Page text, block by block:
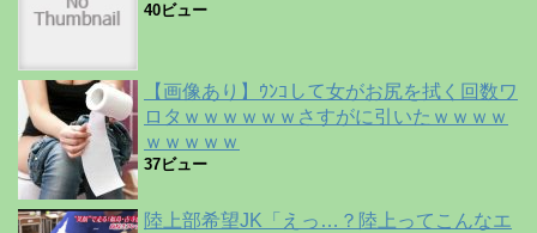
40ビュー
【画像あり】ｳﾝｺして女がお尻を拭く回数ワ
ロタｗｗｗｗｗｗさすがに引いたｗｗｗｗ
ｗｗｗｗｗ
37ビュー
陸上部希望JK「えっ…？陸上ってこんなエ